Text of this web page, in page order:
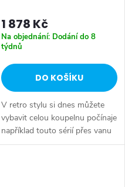
1 878 Kč
Na objednání: Dodání do 8
týdnů
DO KOŠÍKU
V retro stylu si dnes můžete
vybavit celou koupelnu počínaje
například touto sérií přes vanu
Retro, doplňky Diamond až po